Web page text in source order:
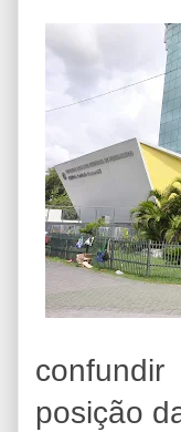
posição